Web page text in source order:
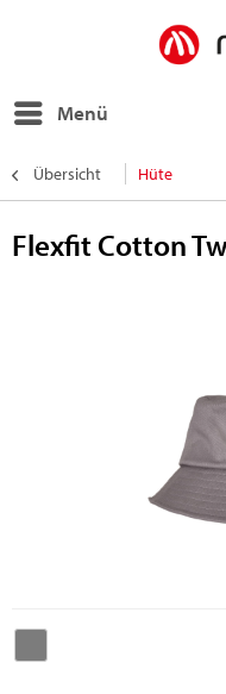
Menü
Übersicht Hüte
Flexfit Cotton